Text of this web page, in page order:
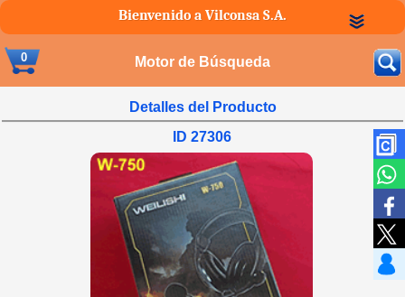
Bienvenido a Vilconsa S.A.
0 Motor de Búsqueda
Detalles del Producto
ID 27306